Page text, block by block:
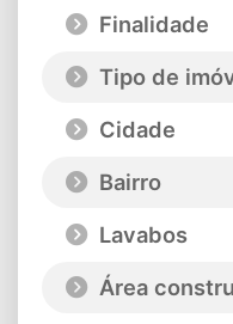
Finalidade
Tipo de
Cidade
Bairro
Lavabos
Área